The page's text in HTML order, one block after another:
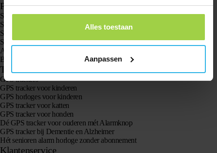
Alles toestaan
Aanpassen
Producten
Spotter GPS tracker X10
Spotter Senior GPS Watch
Spotter GPS Watch Explorer
Spotter GPS Watch Kids
Animal Spotter
Bekijk alle producten
Toepassingen
GPS trackers
GPS tracker voor kinderen
GPS horloges voor kinderen
GPS tracker voor katten
GPS tracker voor honden
Dé GPS tracker voor ouderen mét Alarmknop
GPS tracker bij Dementie en Alzheimer
Hét senioren alarm horloge zonder abonnement
Klantenservice